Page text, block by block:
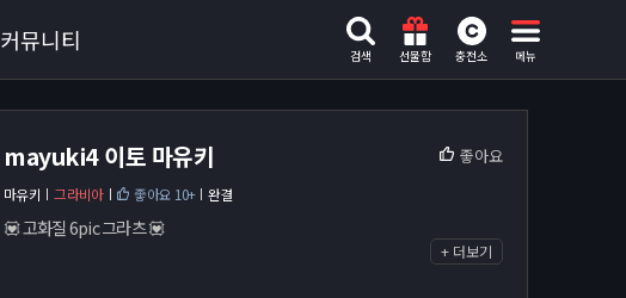
검색 선물함 충전소 메뉴
커뮤니티
mayuki4 이토 마유키 좋아요
마유키 그라비아 좋아요 10+ 완결
💟 고화질 6pic 그라츠 💟
+ 더보기